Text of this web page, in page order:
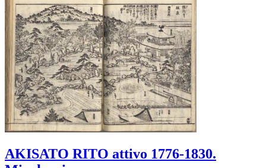
AKISATO RITO attivo 1776-1830.